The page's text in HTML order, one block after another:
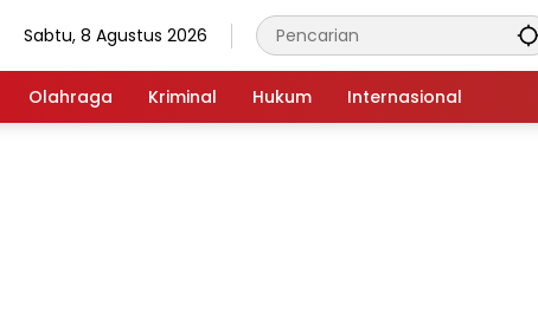
Sabtu, 8 Agustus 2026
Olahraga Kriminal Hukum Internasional